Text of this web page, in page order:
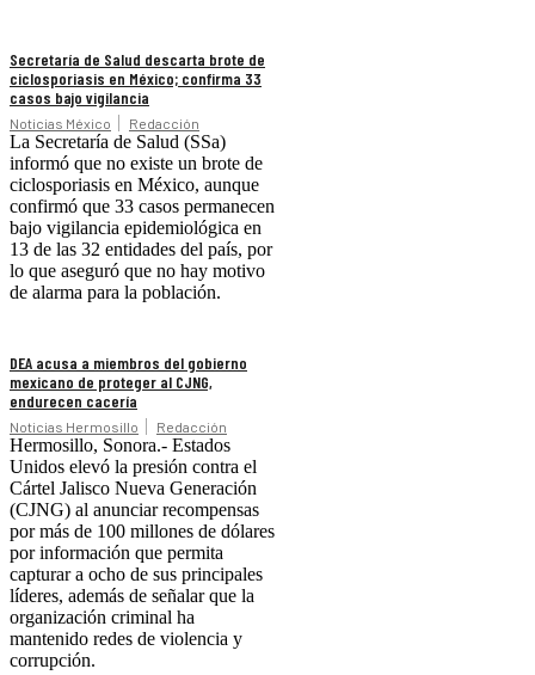
Secretaría de Salud descarta brote de
ciclosporiasis en México; confirma 33
casos bajo vigilancia
Noticias México Redacción
La Secretaría de Salud (SSa)
informó que no existe un brote de
ciclosporiasis en México, aunque
confirmó que 33 casos permanecen
bajo vigilancia epidemiológica en
13 de las 32 entidades del país, por
lo que aseguró que no hay motivo
de alarma para la población.
DEA acusa a miembros del gobierno
mexicano de proteger al CJNG,
endurecen cacería
Noticias Hermosillo Redacción
Hermosillo, Sonora.- Estados
Unidos elevó la presión contra el
Cártel Jalisco Nueva Generación
(CJNG) al anunciar recompensas
por más de 100 millones de dólares
por información que permita
capturar a ocho de sus principales
líderes, además de señalar que la
organización criminal ha
mantenido redes de violencia y
corrupción.